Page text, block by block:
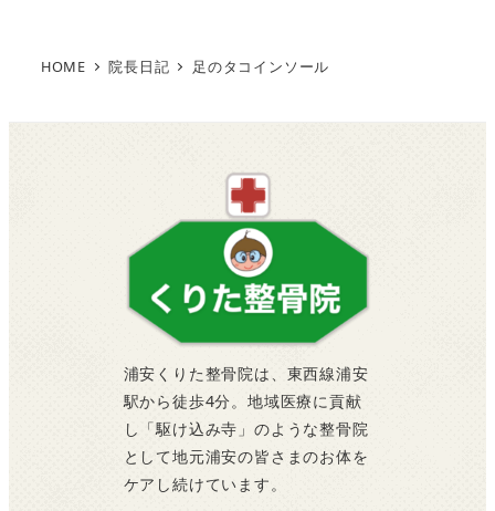
HOME 院長日記 足のタコインソール
浦安くりた整骨院は、東西線浦安
駅から徒歩4分。地域医療に貢献
し「駆け込み寺」のような整骨院
として地元浦安の皆さまのお体を
ケアし続けています。